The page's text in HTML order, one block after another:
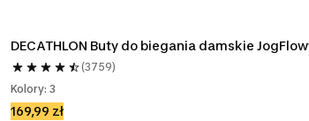
DECATHLON Buty do biegania damskie
(3759)
Kolory: 3
169,99 zł